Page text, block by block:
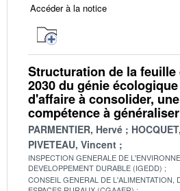
Accéder à la notice
Structuration de la feuille
2030 du génie
d'affaire à consolider,
compétence à généraliser
PARMENTIER, Hervé
PIVETEAU, Vincent
INSPECTION GENERALE DE
DEVELOPPEMENT DURABLE (IGEDD)
CONSEIL GENERAL DE L'ALIMENTATION,